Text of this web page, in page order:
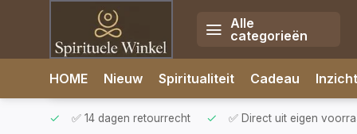
Alle
categorieën
HOME Nieuw Spiritualiteit Cadeau
✅ 14 dagen retourrecht ✅ Direct uit eigen